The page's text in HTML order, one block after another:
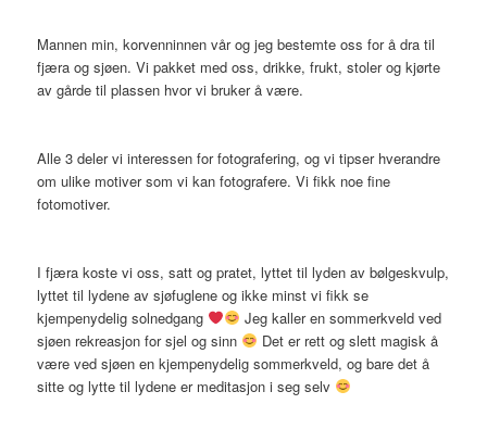
Mannen min, korvenninnen vår og jeg bestemte oss for å dra til
fjæra og sjøen. Vi pakket med oss, drikke, frukt, stoler og kjørte
av gårde til plassen hvor vi bruker å være.
Alle 3 deler vi interessen for fotografering, og vi tipser hverandre
om ulike motiver som vi kan fotografere. Vi fikk noe fine
fotomotiver.
I fjæra koste vi oss, satt og pratet, lyttet til lyden av bølgeskvulp,
lyttet til lydene av sjøfuglene og ikke minst vi fikk se
kjempenydelig solnedgang
Jeg kaller en sommerkveld ved
sjøen rekreasjon for sjel og sinn
Det er rett og slett magisk å
være ved sjøen en kjempenydelig sommerkveld, og bare det å
sitte og lytte til lydene er meditasjon i seg selv